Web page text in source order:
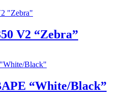
V2 “Zebra”
“White/Black”